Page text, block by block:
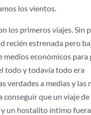
los vientos.
los primeros viajes. Sin
recién estrenada pero
medios económicos para
todo y todavía todo era
verdades a medias y las
conseguir que un viaje
un hostalito íntimo fuera